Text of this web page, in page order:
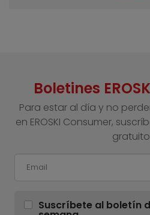
Boletines
Para estar al día y no
en EROSKI Consumer,
Suscríbete al boletín